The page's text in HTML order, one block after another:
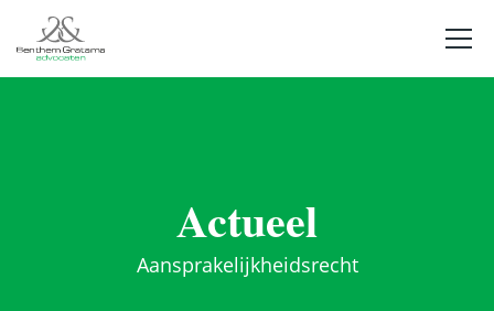
Actueel
Aansprakelijkheidsrecht